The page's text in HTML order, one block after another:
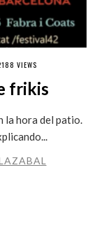
VIEWS
frikis
la hora del patio.